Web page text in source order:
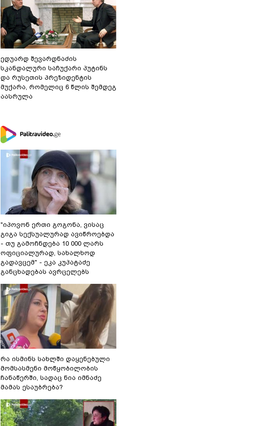
ედუარდ შევარდნაძის
სკანდალური საჩუქარი პუტინს
და რუსეთის პრეზიდენტის
მუქარა, რომელიც 6 წლის შემდეგ
აასრულა
"იპოვონ ერთი გოგონა, ვისაც
გიგა სექსუალურად ავიწროებდა
- თუ გამოჩნდება 10 000 ლარს
ოფიციალურად, სახალხოდ
გადავცემ" - ეკა კუპატაძე
განცხადებას ავრცელებს
რა ისმინს სახლში დაყენებული
მომსასმენი მოწყობილობის
ჩანაწერში, სადაც ნია იმნაძე
მამას ესაუბრება?